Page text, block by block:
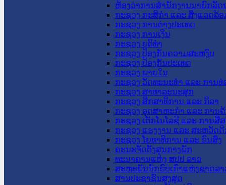
ຫ້ອງວ່າການສຳນັກງານນາຍົກລັດ
ກະຊວງ ກະສິກຳ ແລະ ສິ່ງແວດລ້ອ
ກະຊວງ ການຕ່າງປະເທດ
ກະຊວງ ການເງິນ
ກະຊວງ ຍຸຕິທໍາ
ກະຊວງ ປ້ອງກັນຄວາມສະຫງົບ
ກະຊວງ ປ້ອງກັນປະເທດ
ກະຊວງ ພາຍໃນ
ກະຊວງ ວັດທະນະທຳ ແລະ ການທ່
ກະຊວງ ສາທາລະນະສຸກ
ກະຊວງ ສຶກສາທິການ ແລະ ກິລາ
ກະຊວງ ອຸດສາຫະກຳ ແລະ ການຄ້
ກະຊວງ ເຕັກໂນໂລຊີ ແລະ ການສື່
ກະຊວງ ແຮງງານ ແລະ ສະຫວັດ
ກະຊວງ ໂຍທາທິການ ແລະ ຂົນສົ່ງ
ຄະນະຈັດຕັ້ງສູນກາງພັກ
ທະນາຄານແຫ່ງ ສປປ ລາວ
ສະຫະພັນນັກຮົບເກົ່າແຫ່ງຊາດລາ
ສານປະຊາຊົນສູງສຸດ